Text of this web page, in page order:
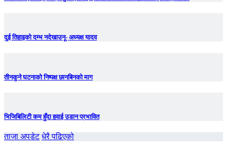
दुई तिहाइको दम्भ नदेखाउनू- अध्यक्ष यादव
तीनकुने घटनाकाे निष्पक्ष छानबिनकाे माग
भिजिबिलिटी कम हुँदा हवाई उडान प्रभावित
ताजा अपडेट धेरै पढिएको